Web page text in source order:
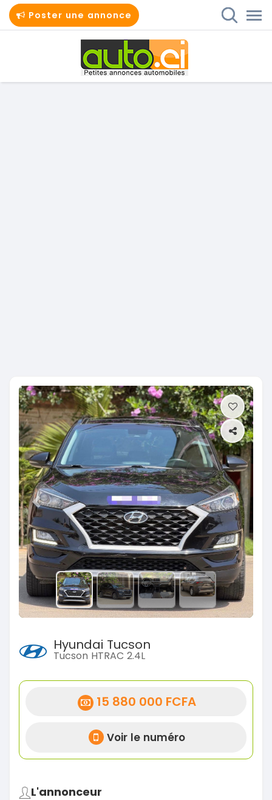
Poster une annonce
Previous Next
Hyundai Tucson
Tucson HTRAC 2.4L
15 880 000 FCFA
Voir le numéro
L'annonceur